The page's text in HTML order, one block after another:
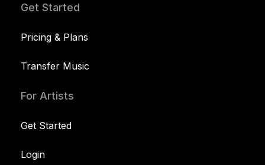
Get Started
Pricing & Plans
Transfer Music
For Artists
Get Started
Login